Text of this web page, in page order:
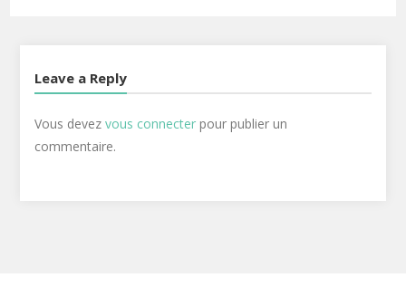
Leave a Reply
Vous devez vous connecterpour publier un
commentaire.